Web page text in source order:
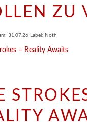
ZU
31.07.26 Label: Noth